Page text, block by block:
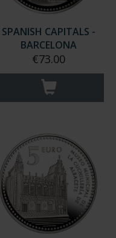
SPANISH CAPITALS -
BARCELONA
€73.00